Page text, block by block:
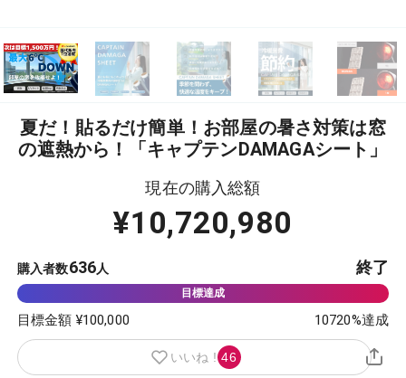
夏だ！貼るだけ簡単！お部屋の暑さ対策は窓
の遮熱から！「キャプテンDAMAGAシート」
現在の購入総額
¥10,720,980
購入者数636人 終了
目標金額 ¥100,000 10720%達成
いいね ! 46